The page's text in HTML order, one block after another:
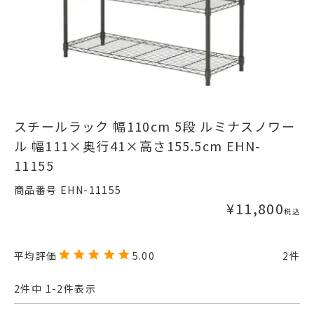
スチールラック 幅110cm 5段 ルミナスノワー
ル 幅111×奥行41×高さ155.5cm EHN-
11155
商品番号 EHN-11155
¥11,800税込
5.00 2
2件中 1 -2件表示